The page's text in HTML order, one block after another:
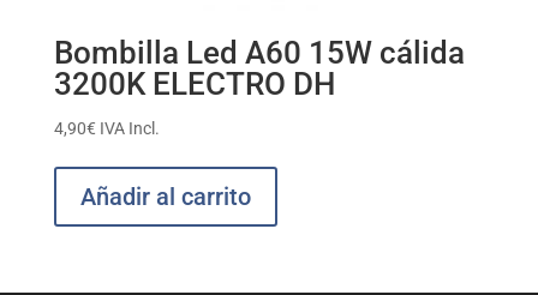
Bombilla Led A60 15W cálida
3200K ELECTRO DH
4,90€ IVA Incl.
Añadir al carrito